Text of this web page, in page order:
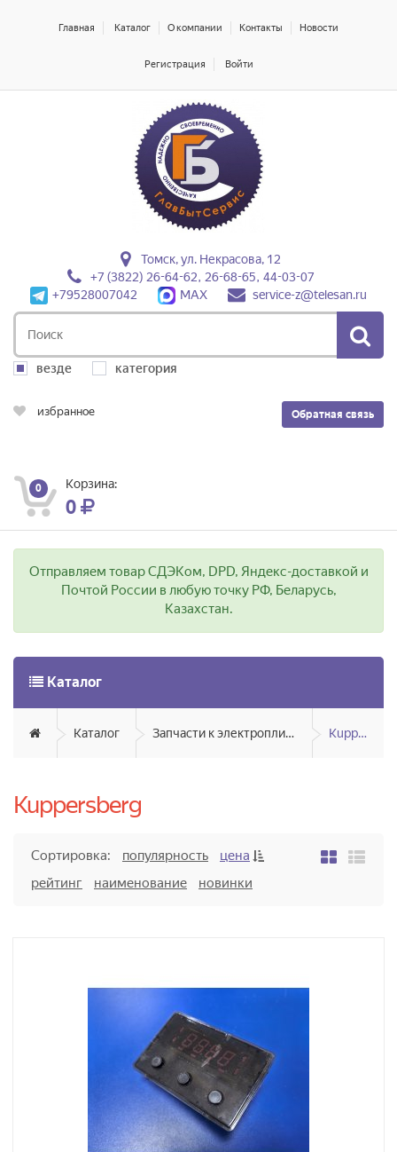
Главная Каталог О компании Контакты Новости
Регистрация Войти
Томск, ул. Некрасова, 12
+7 (3822) 26-64-62, 26-68-65, 44-03-07
+79528007042
MAX service-z@telesan.ru
везде категория
Обратная связь
избранное
0 Корзина:
0
Отправляем товар СДЭКом, DPD, Яндекс-доставкой и
Почтой России в любую точку РФ, Беларусь,
Казахстан.
Каталог
Каталог Запчасти к электроплитам, газ. плитам Kuppersberg
Kuppersberg
Сортировка: популярность
цена
рейтинг
наименование новинки